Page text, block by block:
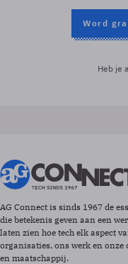
Word
Heb je
AG Connect is sinds 1967 de
die betekenis geven aan een
laten zien hoe tech elk aspect
organisaties, ons werk en onze
en maatschappij.